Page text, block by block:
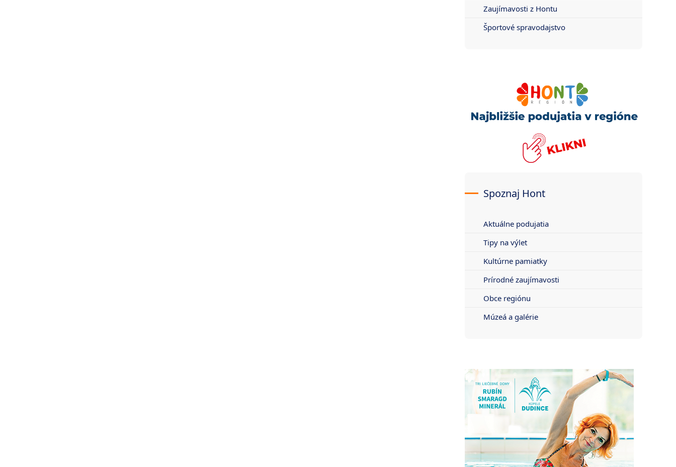
Zaujímavosti z Hontu
Športové spravodajstvo
Spoznaj Hont
Aktuálne podujatia
Tipy na výlet
Kultúrne pamiatky
Prírodné zaujímavosti
Obce regiónu
Múzeá a galérie